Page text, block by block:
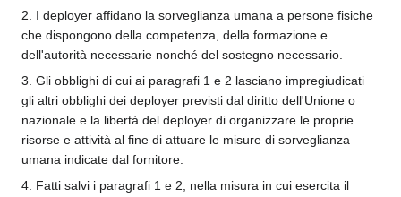
2. I deployer affidano la sorveglianza umana a persone fisiche
che dispongono della competenza, della formazione e
dell'autorità necessarie nonché del sostegno necessario.
3. Gli obblighi di cui ai paragrafi 1 e 2 lasciano impregiudicati
gli altri obblighi dei deployer previsti dal diritto dell'Unione o
nazionale e la libertà del deployer di organizzare le proprie
risorse e attività al fine di attuare le misure di sorveglianza
umana indicate dal fornitore.
4. Fatti salvi i paragrafi 1 e 2, nella misura in cui esercita il